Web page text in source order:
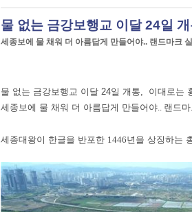
물 없는 금강보행교 이달 24일
세종보에 물 채워 더 아름답게 만들어야.. 랜드마크
물 없는 금강보행교 이달 24일 개통, 이대로는
세종보에 물 채워 더 아름답게 만들어야.. 랜드
세종대왕이 한글을 반포한 1446년을 상징하는